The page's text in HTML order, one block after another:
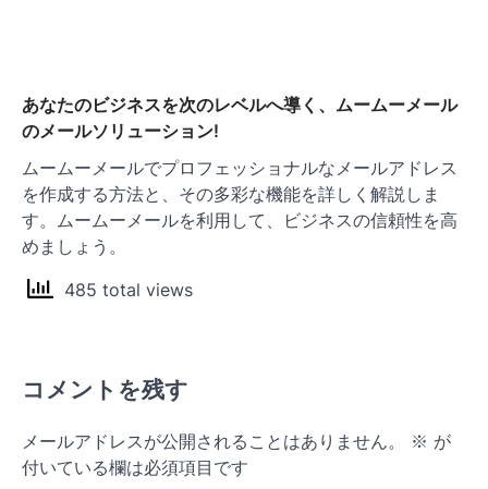
あなたのビジネスを次のレベルへ導く、ムームーメール
のメールソリューション!
ムームーメールでプロフェッショナルなメールアドレス
を作成する方法と、その多彩な機能を詳しく解説しま
す。ムームーメールを利用して、ビジネスの信頼性を高
めましょう。
485 total views
コメントを残す
メールアドレスが公開されることはありません。 ※ が
付いている欄は必須項目です